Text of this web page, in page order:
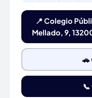
📍 Colegio
Mellado, 9,
🚗
📞